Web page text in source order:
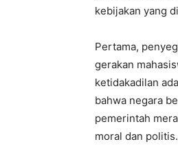
kebijakan yang
Pertama,
gerakan
ketidakadilan
bahwa negara
pemerintah
moral dan politis.